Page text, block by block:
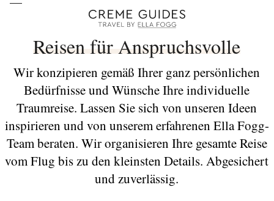
Reisen für Anspruchsvolle
Wir konzipieren gemäß Ihrer ganz persönlichen
Bedürfnisse und Wünsche Ihre individuelle
Traumreise. Lassen Sie sich von unseren Ideen
inspirieren und von unserem erfahrenen Ella Fogg-
Team beraten. Wir organisieren Ihre gesamte Reise
vom Flug bis zu den kleinsten Details. Abgesichert
und zuverlässig.